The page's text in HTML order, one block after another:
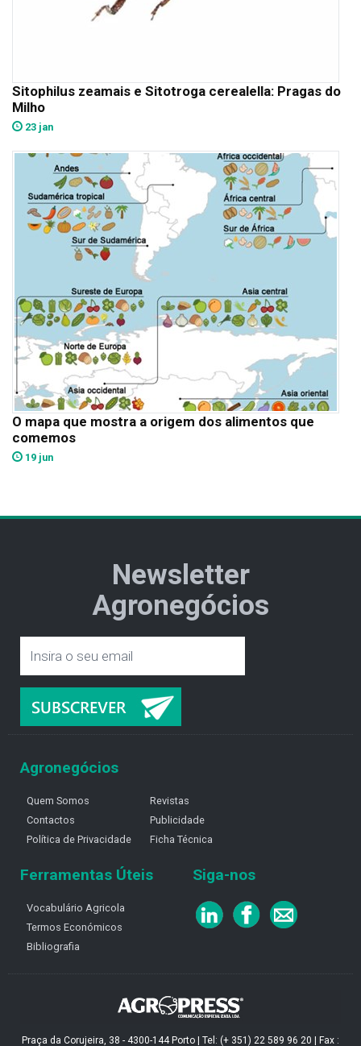
Sitophilus zeamais e Sitotroga cerealella: Pragas do
Milho
23 jan
O mapa que mostra a origem dos alimentos que
comemos
19 jun
Newsletter
Agronegócios
Agronegócios
Quem Somos
Contactos
Política de Privacidade
Revistas
Publicidade
Ficha Técnica
Ferramentas Úteis
Vocabulário Agricola
Termos Económicos
Bibliografia
Siga-nos
Praça da Corujeira, 38 - 4300-144 Porto | Tel: (+ 351) 22 589 96 20 | Fax :